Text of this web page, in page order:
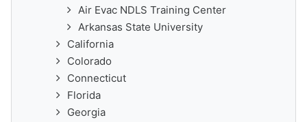
Air Evac NDLS Training Center
Arkansas State University
California
Colorado
Connecticut
Florida
Georgia